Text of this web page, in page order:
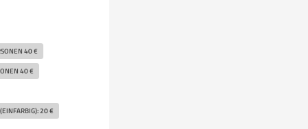
40 €
40 €
20 €